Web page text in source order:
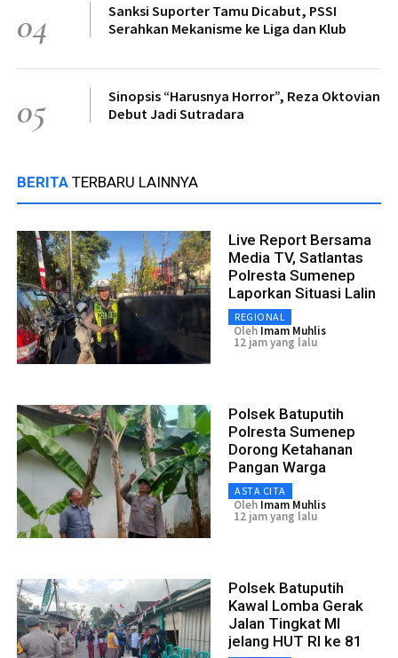
04
Sanksi Suporter Tamu Dicabut, PSSI
Serahkan Mekanisme ke Liga dan Klub
05
Sinopsis “Harusnya Horror”, Reza Oktovian
Debut Jadi Sutradara
BERITA TERBARU LAINNYA
Live Report Bersama
Media TV, Satlantas
Polresta Sumenep
Laporkan Situasi Lalin
REGIONAL
Oleh Imam Muhlis
12 jam yang lalu
Polsek Batuputih
Polresta Sumenep
Dorong Ketahanan
Pangan Warga
ASTA CITA
Oleh Imam Muhlis
12 jam yang lalu
Polsek Batuputih
Kawal Lomba Gerak
Jalan Tingkat MI
jelang HUT RI ke 81